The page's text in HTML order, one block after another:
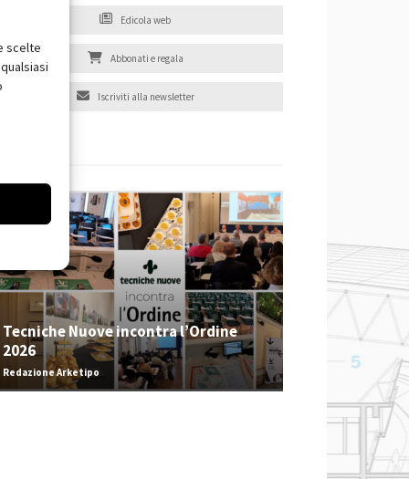
scelte
Edicola web
Abbonati e regala
Iscriviti alla newsletter
Tecniche Nuove incontra l’Ordine
2026
Redazione Arketipo